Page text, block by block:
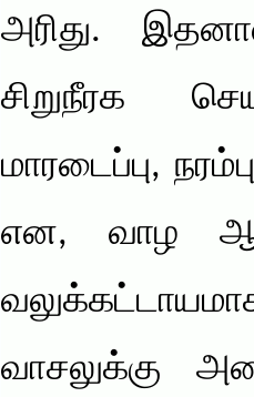
அரிது.
சிறுநீரக
மாரடைப்பு,
என, வாழ
வாசலுக்கு